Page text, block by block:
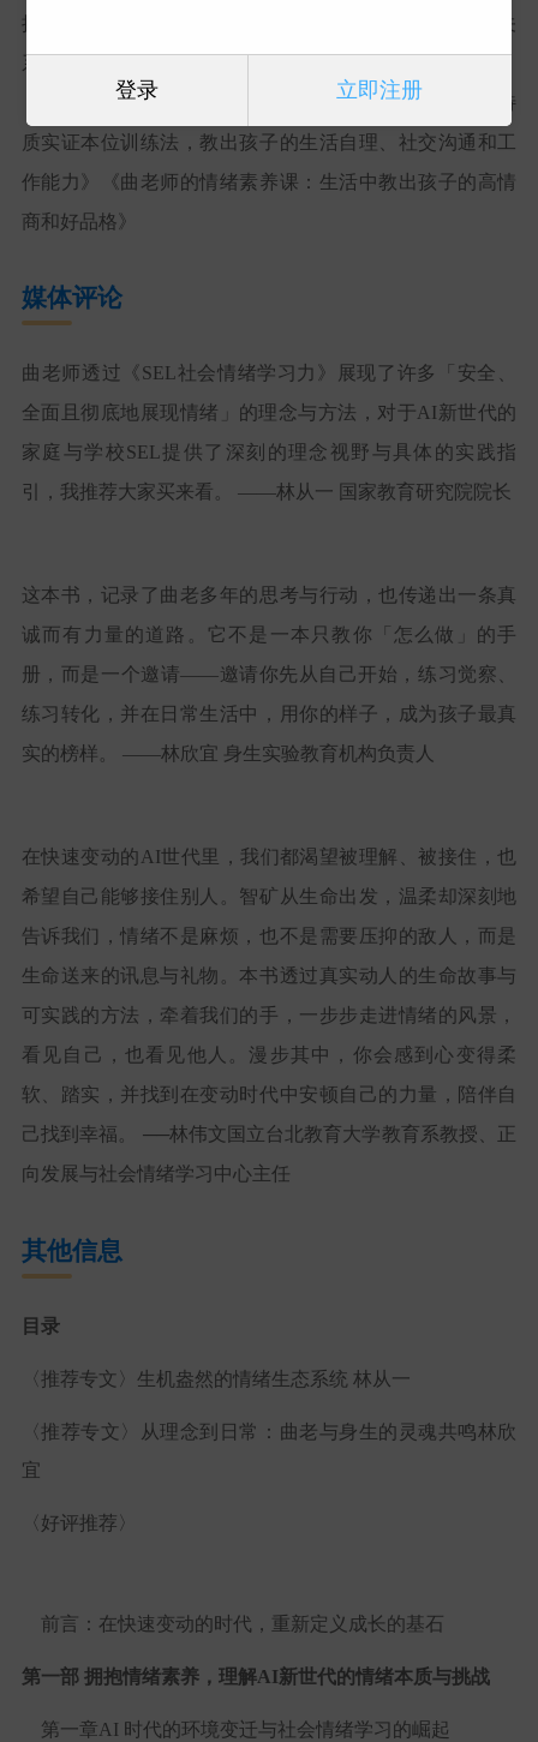
接住每一个孩子，避免孤立与霸凌，培养正向的人际关
系》《让孩子做学习的主人：自主学习典范亲师指南》
《星星的孩子其实可以更好──曲智矿老师的27种自闭症特
质实证本位训练法，教出孩子的生活自理、社交沟通和工
作能力》《曲老师的情绪素养课：生活中教出孩子的高情
商和好品格》
媒体评论
曲老师透过《SEL社会情绪学习力》展现了许多「安全、
全面且彻底地展现情绪」的理念与方法，对于AI新世代的
家庭与学校SEL提供了深刻的理念视野与具体的实践指
引，我推荐大家买来看。 ——林从一 国家教育研究院院长
这本书，记录了曲老多年的思考与行动，也传递出一条真
诚而有力量的道路。它不是一本只教你「怎么做」的手
册，而是一个邀请——邀请你先从自己开始，练习觉察、
练习转化，并在日常生活中，用你的样子，成为孩子最真
实的榜样。 ——林欣宜 身生实验教育机构负责人
在快速变动的 AI世代里，我们都渴望被理解、被接住，也
希望自己能够接住别人。智矿从生命出发，温柔却深刻地
告诉我们，情绪不是麻烦，也不是需要压抑的敌人，而是
生命送来的讯息与礼物。本书透过真实动人的生命故事与
可实践的方法，牵着我们的手，一步步走进情绪的风景，
看见自己，也看见他人。漫步其中，你会感到心变得柔
软、踏实，并找到在变动时代中安顿自己的力量，陪伴自
己找到幸福。 ──林伟文国立台北教育大学教育系教授、正
向发展与社会情绪学习中心主任
其他信息
目录
〈推荐专文〉生机盎然的情绪生态系统 林从一
〈推荐专文〉从理念到日常：曲老与身生的灵魂共鸣林欣
宜
〈好评推荐〉
前言：在快速变动的时代，重新定义成长的基石
第一部 拥抱情绪素养，理解AI新世代的情绪本质与挑战
第一章AI 时代的环境变迁与社会情绪学习的崛起
登录 立即注册